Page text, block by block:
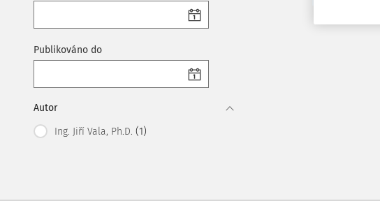
Publikováno do
Autor
Ing. Jiří Vala, Ph.D. (1)